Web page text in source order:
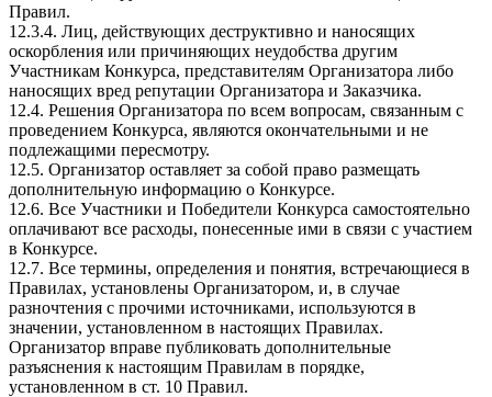
Правил.
12.3.4. Лиц, действующих деструктивно и наносящих
оскорбления или причиняющих неудобства другим
Участникам Конкурса, представителям Организатора либо
наносящих вред репутации Организатора и Заказчика.
12.4. Решения Организатора по всем вопросам, связанным с
проведением Конкурса, являются окончательными и не
подлежащими пересмотру.
12.5. Организатор оставляет за собой право размещать
дополнительную информацию о Конкурсе.
12.6. Все Участники и Победители Конкурса самостоятельно
оплачивают все расходы, понесенные ими в связи с участием
в Конкурсе.
12.7. Все термины, определения и понятия, встречающиеся в
Правилах, установлены Организатором, и, в случае
разночтения с прочими источниками, используются в
значении, установленном в настоящих Правилах.
Организатор вправе публиковать дополнительные
разъяснения к настоящим Правилам в порядке,
установленном в ст. 10 Правил.